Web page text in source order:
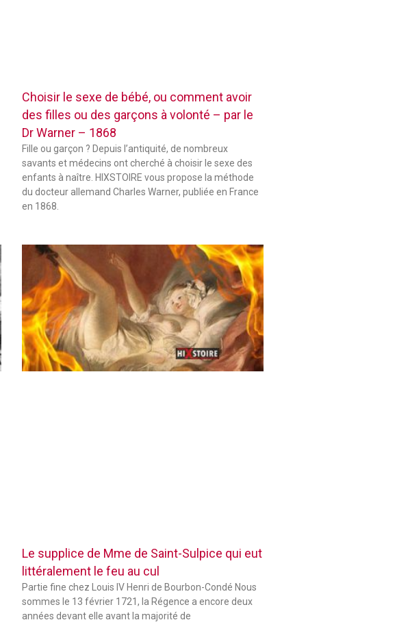
Choisir le sexe de bébé, ou comment avoir
des filles ou des garçons à volonté – par le
Dr Warner – 1868
Fille ou garçon ? Depuis l’antiquité, de nombreux
savants et médecins ont cherché à choisir le sexe des
enfants à naître. HIXSTOIRE vous propose la méthode
du docteur allemand Charles Warner, publiée en France
en 1868.
Le supplice de Mme de Saint-Sulpice qui eut
littéralement le feu au cul
Partie fine chez Louis IV Henri de Bourbon-Condé Nous
sommes le 13 février 1721, la Régence a encore deux
années devant elle avant la majorité de